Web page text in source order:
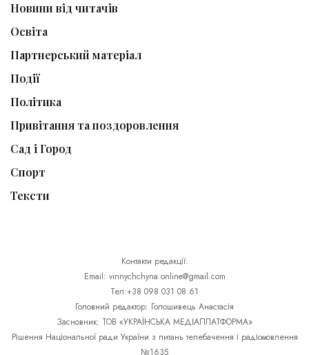
Новини від читачів
Освіта
Партнерський матеріал
Події
Політика
Привітання та поздоровлення
Сад і Город
Спорт
Тексти
Контакти редакції:
Email: vinnychchyna.online@gmail.com
Тел:+38 098 031 08 61
Головний редактор: Голошивець Анастасія
Засновник: ТОВ «УКРАЇНСЬКА МЕДІАПЛАТФОРМА»
Рішення Національної ради України з питань телебачення і радіомовлення
№1635